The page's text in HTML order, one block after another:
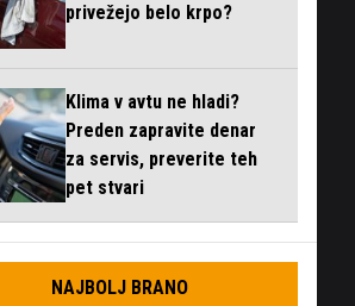
privežejo belo krpo?
Klima v avtu ne hladi?
Preden zapravite denar
za servis, preverite teh
pet stvari
NAJBOLJ BRANO